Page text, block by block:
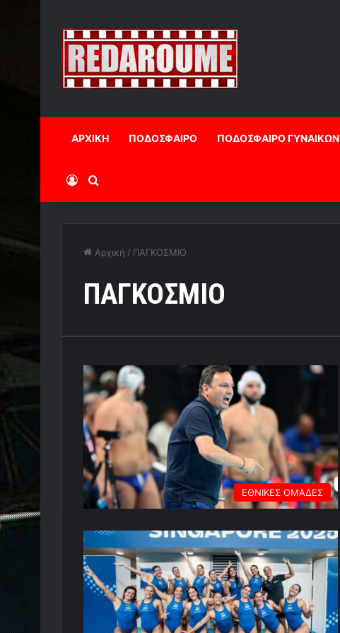
ΑΡΧΙΚΗ ΠΟΔΟΣΦΑΙΡΟ ΠΟΔΟΣΦΑΙΡΟ ΓΥΝΑΙΚΩΝ
Log InΑναζήτηση
Αρχική / ΠΑΓΚΟΣΜΙΟ
ΠΑΓΚΟΣΜΙΟ
ΕΘΝΙΚΕΣ ΟΜΑΔΕΣ